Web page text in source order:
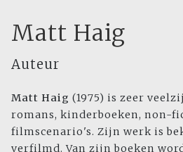
Matt Haig
Auteur
Matt Haig (1975) is zeer
romans, kinderboeken, non-
filmscenario's. Zijn werk is
verfilmd. Van zijn boeken